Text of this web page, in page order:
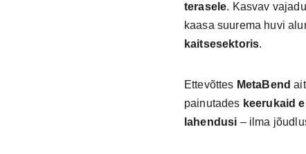
terasele. Kasvav
kaasa suurema huvi
kaitsesektoris.
Ettevõttes MetaBend
painutades keerukaid
lahendusi – ilma